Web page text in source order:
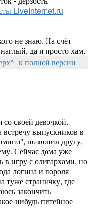
LiveInternet.ru
не знаю. На счёт
да и просто хам.
к полной версии
своей девочкой.
выпускников в
позвонил другу,
Сейчас дома уже
в игру с олигархами, но
логина и пороля
туже страничку, где
закончить
нибудь питейное